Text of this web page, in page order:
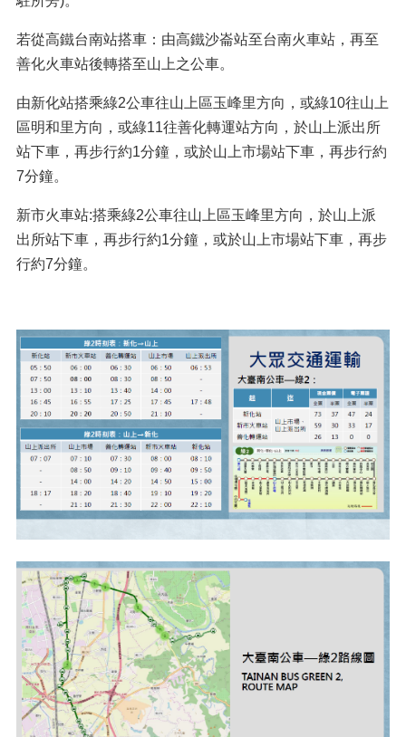
若從高鐵台南站搭車：由高鐵沙崙站至台南火車站，再至
善化火車站後轉搭至山上之公車。
由新化站搭乘綠2公車往山上區玉峰里方向，或綠10往山上
區明和里方向，或綠11往善化轉運站方向，於山上派出所
站下車，再步行約1分鐘，或於山上市場站下車，再步行約
7分鐘。
新市火車站:搭乘綠2公車往山上區玉峰里方向，於山上派
出所站下車，再步行約1分鐘，或於山上市場站下車，再步
行約7分鐘。